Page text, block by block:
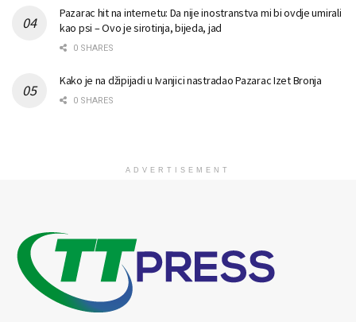
Pazarac hit na internetu: Da nije inostranstva mi bi ovdje umirali
kao psi – Ovo je sirotinja, bijeda, jad
0 SHARES
Kako je na džipijadi u Ivanjici nastradao Pazarac Izet Bronja
0 SHARES
ADVERTISEMENT